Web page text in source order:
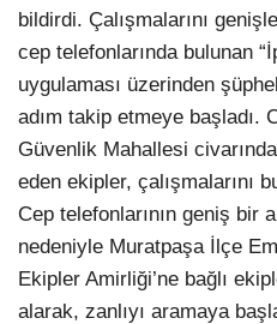
bildirdi. Çalışmalarını
cep telefonlarında bulunan
uygulaması üzerinden
adım takip etmeye başladı.
Güvenlik Mahallesi
eden ekipler, çalışmalarını
Cep telefonlarının geniş bir
nedeniyle Muratpaşa İlçe
Ekipler Amirliği’ne bağlı
alarak, zanlıyı aramaya